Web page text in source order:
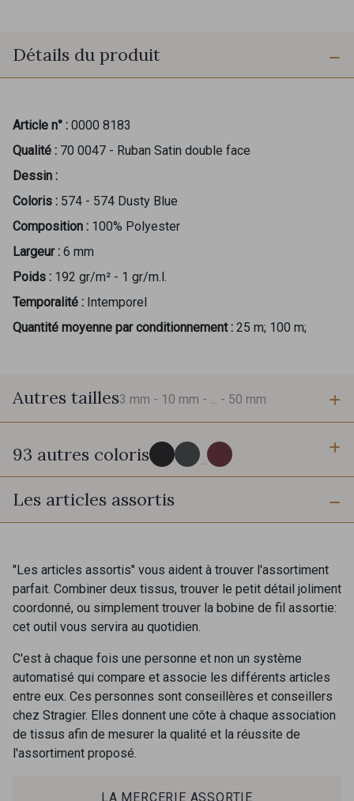
Détails du produit
Article n° : 0000 8183
Qualité : 70 0047 - Ruban Satin double face
Dessin :
Coloris : 574 - 574 Dusty Blue
Composition : 100% Polyester
Largeur : 6 mm
Poids : 192 gr/m² - 1 gr/m.l.
Temporalité : Intemporel
Quantité moyenne par conditionnement : 25 m; 100 m;
Autres tailles3 mm - 10 mm - ... - 50 mm
3 mm 10 mm
16 mm 25 mm
40 mm 50 mm
93 autres coloris ...
725 - 725 Noir
30 - 30 Silver 401 - 401 Blanc
405 - 405 Porcelaine 23 - 23 Natural
09 - 09 Crème
614 - 614 White Coffee
27 - 27 Beige 29 - 29 Sable
Les articles assortis
"Les articles assortis" vous aident à trouver l'assortiment
parfait. Combiner deux tissus, trouver le petit détail joliment
coordonné, ou simplement trouver la bobine de fil assortie:
cet outil vous servira au quotidien.
C'est à chaque fois une personne et non un système
automatisé qui compare et associe les différents articles
entre eux. Ces personnes sont conseillères et conseillers
chez Stragier. Elles donnent une côte à chaque association
de tissus afin de mesurer la qualité et la réussite de
l'assortiment proposé.
LA MERCERIE ASSORTIE